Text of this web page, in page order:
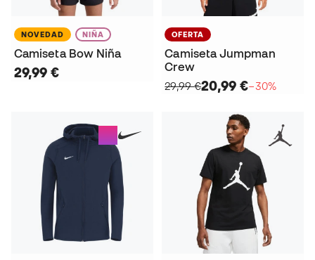
NOVEDAD NIÑA
Camiseta Bow Niña
29,99 €
OFERTA
Camiseta Jumpman
Crew
29,99 €20,99 €−30%